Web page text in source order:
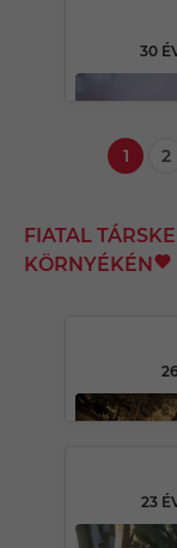
30
1 2
FIATAL
KÖRNYÉKÉN
23